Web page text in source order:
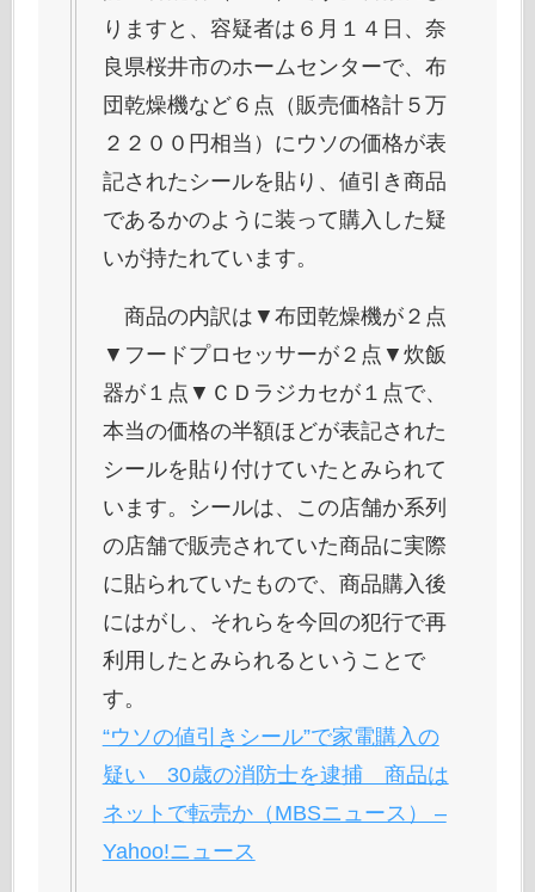
りますと、容疑者は６月１４日、奈
良県桜井市のホームセンターで、布
団乾燥機など６点（販売価格計５万
２２００円相当）にウソの価格が表
記されたシールを貼り、値引き商品
であるかのように装って購入した疑
いが持たれています。
商品の内訳は▼布団乾燥機が２点
▼フードプロセッサーが２点▼炊飯
器が１点▼ＣＤラジカセが１点で、
本当の価格の半額ほどが表記された
シールを貼り付けていたとみられて
います。シールは、この店舗か系列
の店舗で販売されていた商品に実際
に貼られていたもので、商品購入後
にはがし、それらを今回の犯行で再
利用したとみられるということで
す。
“ウソの値引きシール”で家電購入の
疑い 30歳の消防士を逮捕 商品は
ネットで転売か（MBSニュース） –
Yahoo!ニュース